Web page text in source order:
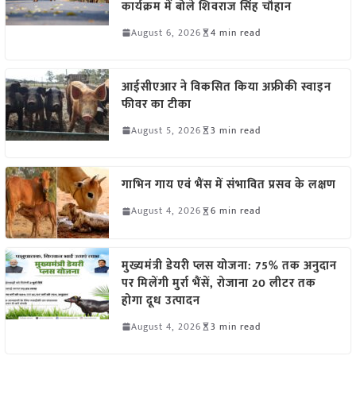
कार्यक्रम में बोले शिवराज सिंह चौहान
August 6, 2026 4 min read
आईसीएआर ने विकसित किया अफ्रीकी स्वाइन
फीवर का टीका
August 5, 2026 3 min read
गाभिन गाय एवं भैंस में संभावित प्रसव के लक्षण
August 4, 2026 6 min read
मुख्यमंत्री डेयरी प्लस योजना: 75% तक अनुदान
पर मिलेंगी मुर्रा भैंसें, रोजाना 20 लीटर तक
होगा दूध उत्पादन
August 4, 2026 3 min read